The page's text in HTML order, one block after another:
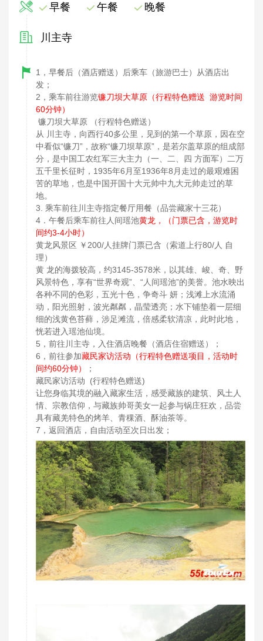
早餐 午餐 晚餐
川主寺
1，早餐后（酒店赠送）后乘车（旅游巴士）从酒店出
发；
2，乘车前往游览镰刀坝大草原（行程特色赠送 游览时间
60分钟）
镰刀坝大草原 （行程特色赠送）
从 川主寺，向西行40多公里，见到的第一个草原，因在空
中看似“镰刀”，故称“镰刀坝草原”，是若尔盖草原的组成部
分，是中国工农红军三大主力（一、二、四 方面军）二万
五千里长征时，1935年6月至1936年8月走过的最艰难困
苦的草地，也是中国开国十大元帅中九大元帅走过的草
地。
3. 乘车前往川主寺指定餐厅用餐（品尝藏家十三花）
4．午餐后乘车前往人间瑶池黄龙，（门票已含，游览时
间约3-4小时）
黄龙风景区 ￥200/人挂牌门票已含（索道上行80/人 自
理）
黄 龙的海拨较高，约3145-3578米，以其雄、峻、奇、野
风景特色，享有“世界奇观”、“人间瑶池”的美誉。池水映出
各种不同的色彩，五光十色，争奇斗 妍；浅滩上水流涌
动，阳光照射，波光粼粼，晶莹透亮；水下铺垫着一层细
细的浅黄色苔藓，涉足滩流，倍感柔软清凉，此时此地，
恍若进入瑶池仙境。
5，前往川主寺，入住酒店晚餐（酒店住宿赠送）；
6，前往参加藏民家访活动（行程特色赠送项目，活动时
间约60分钟）
；
藏民家访活动 (行程特色赠送)
让您身临其境的融入藏家生活，感受藏族的建筑、风土人
情、宗教信仰，与藏族帅哥美女一起参与锅庄狂欢，品尝
具有藏羌特色的烤羊、青稞酒、酥油茶等。
7，返回酒店，自由活动至次日出发；